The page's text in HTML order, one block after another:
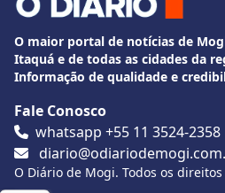
O maior portal de notícias de
Itaquá e de todas as cidades da
Informação de qualidade e
Fale Conosco
whatsapp +55 11 3524-2358
O Diário de Mogi. Todos os